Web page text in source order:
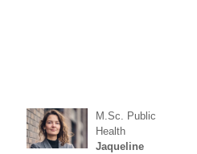
M.Sc. Public
Health
Jaqueline